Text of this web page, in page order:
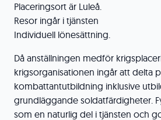
Placeringsort är Luleå.
Resor ingår i tjänsten
Individuell lönesättning.
Då anställningen medför
krigsorganisationen ingår att delta
kombattantutbildning inklusive
grundläggande soldatfärdigheter.
som en naturlig del i tjänsten och